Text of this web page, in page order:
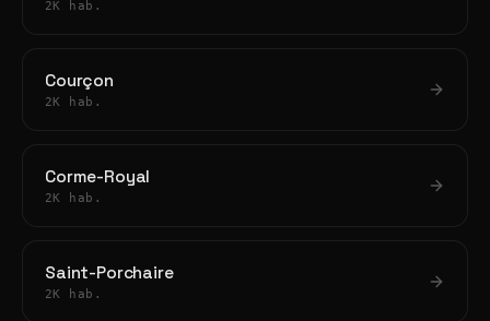
2K hab.
Courçon
2K hab.
Corme-Royal
2K hab.
Saint-Porchaire
2K hab.